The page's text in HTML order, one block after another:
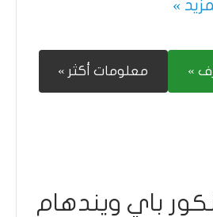
»
» معلومات أكثر »
باي ويندهام